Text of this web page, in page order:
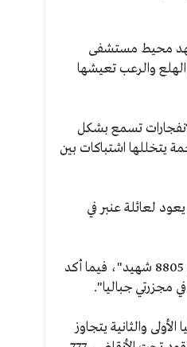
محيط مستشفى
والرعب تعيشها
تسمع بشكل
يتخللها اشتباكات بين
لمنزل يعود لعائلة عنبر في
وأعلنت وزارة الصحة في غزة "ارتفاع عدد الشهداء جراء القصف الإسرائيلي إلى 8805 شهيد"، فيما أكد
مجزرتي جباليا الأولى والثانية يتجاوز